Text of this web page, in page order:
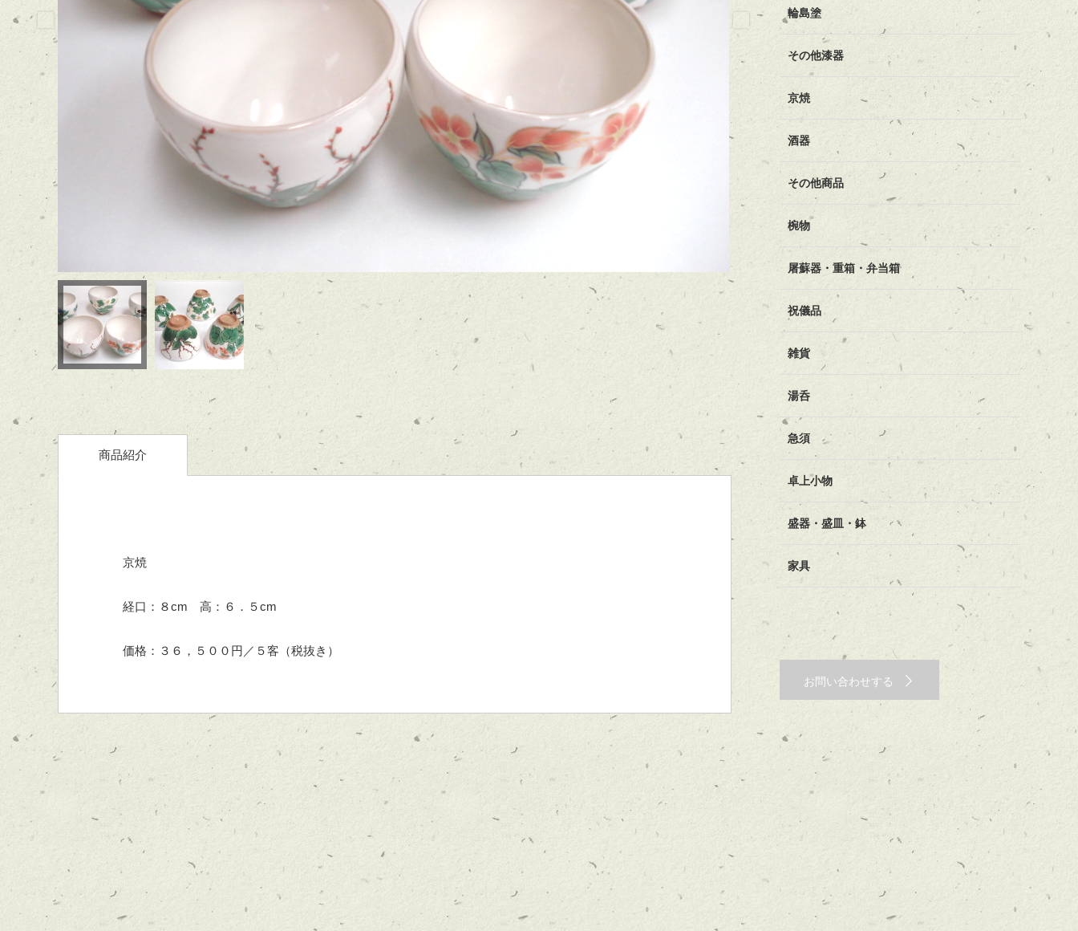
商品紹介
京焼
経口：８cm 高：６．５cm
価格：３６，５００円／５客（税抜き）
輪島塗
その他漆器
京焼
酒器
その他商品
椀物
屠蘇器・重箱・弁当箱
祝儀品
雑貨
湯呑
急須
卓上小物
盛器・盛皿・鉢
家具
お問い合わせする